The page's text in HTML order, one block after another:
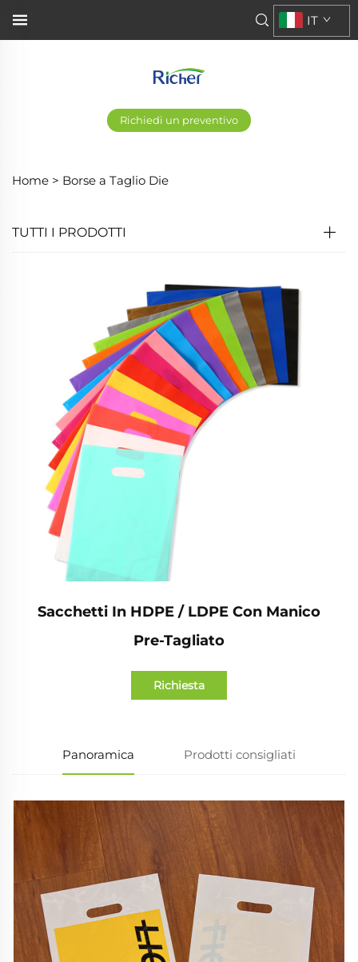
Richiedi un preventivo
IT
Home > Borse a Taglio Die
TUTTI I PRODOTTI
Sacchetti In HDPE / LDPE Con Manico
Pre-Tagliato
Richiesta
Panoramica Prodotti consigliati